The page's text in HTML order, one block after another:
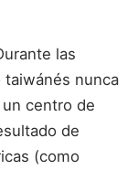
las
taiwánés nunca
centro de
de
(como